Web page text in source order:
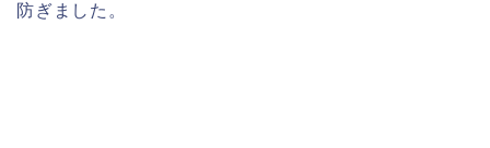
防ぎました。